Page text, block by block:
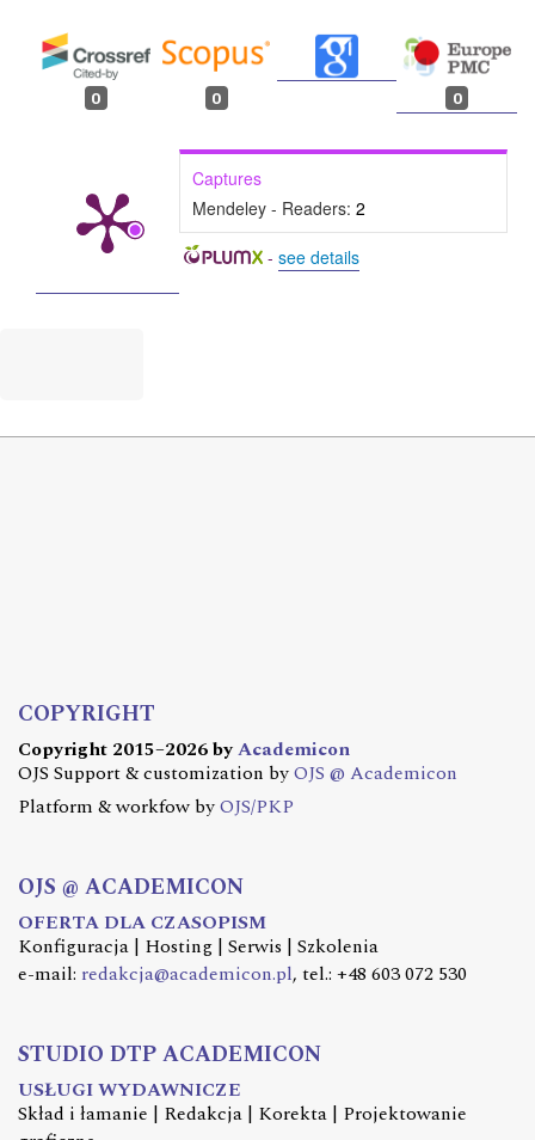
0 0 0
Captures
Mendeley - Readers: 2
- see details
COPYRIGHT
Copyright 2015–2026 byAcademicon
OJS Support & customization byOJS @ Academicon
Platform & workfow byOJS/PKP
OJS @ ACADEMICON
OFERTA DLA CZASOPISM
Konfiguracja | Hosting | Serwis | Szkolenia
e-mail: redakcja@academicon.pl, tel.: +48 603 072 530
STUDIO DTP ACADEMICON
USŁUGI WYDAWNICZE
Skład i łamanie | Redakcja | Korekta | Projektowanie